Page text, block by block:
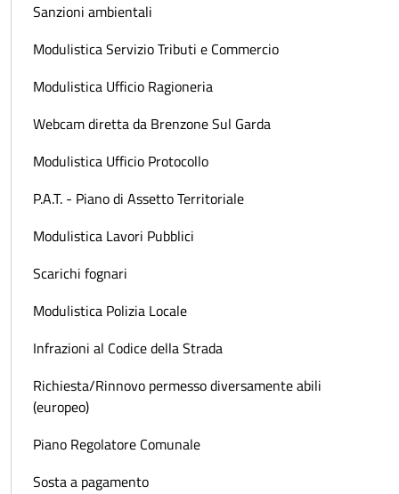
Sanzioni ambientali
Modulistica Servizio Tributi e Commercio
Modulistica Ufficio Ragioneria
Webcam diretta da Brenzone Sul Garda
Modulistica Ufficio Protocollo
P.A.T. - Piano di Assetto Territoriale
Modulistica Lavori Pubblici
Scarichi fognari
Modulistica Polizia Locale
Infrazioni al Codice della Strada
Richiesta/Rinnovo permesso diversamente abili
(europeo)
Piano Regolatore Comunale
Sosta a pagamento